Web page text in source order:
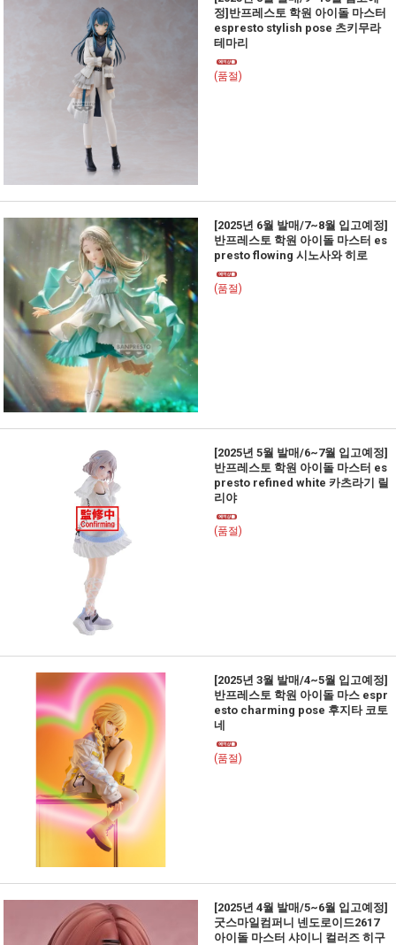
정]반프레스토 학원 아이돌 마스터
espresto stylish pose 츠키무라
테마리
(품절)
[2025년 6월 발매/7~8월 입고예정]
반프레스토 학원 아이돌 마스터 es
presto flowing 시노사와 히로
(품절)
[2025년 5월 발매/6~7월 입고예정]
반프레스토 학원 아이돌 마스터 es
presto refined white 카츠라기 릴
리야
(품절)
[2025년 3월 발매/4~5월 입고예정]
반프레스토 학원 아이돌 마스 espr
esto charming pose 후지타 코토
네
(품절)
[2025년 4월 발매/5~6월 입고예정]
굿스마일컴퍼니 넨도로이드2617
아이돌 마스터 샤이니 컬러즈 히구